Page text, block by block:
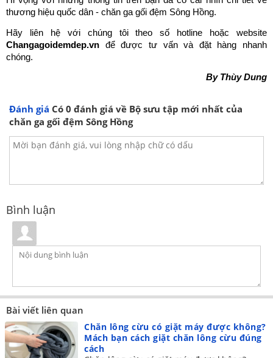
thương hiệu quốc dân - chăn ga gối đệm Sông Hồng.
Changagoidemdep.vn để được tư vấn và đặt hàng nhanh
chóng.
By Thùy Dung
Đánh giá Có 0 đánh giá về Bộ sưu tập mới nhất của
chăn ga gối đệm Sông Hồng
Bình luận
Bài viết liên quan
Chăn lông cừu có giặt máy được không?
Mách bạn cách giặt chăn lông cừu đúng
cách